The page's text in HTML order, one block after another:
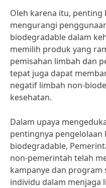
Oleh karena itu,
mengurangi
biodegradable dalam
memilih produk yang
pemisahan limbah dan
tepat juga dapat
negatif limbah non-
kesehatan.
Dalam upaya
pentingnya
biodegradable,
non-pemerintah telah
kampanye dan program
individu dalam menjaga